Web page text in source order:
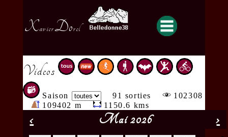
XavierDorel
Videos
Saison 91 sorties
102308
109402 m
1150.6 kms
‹ Mai 2026
›